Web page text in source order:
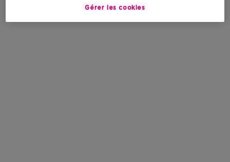
Gérer les cookies